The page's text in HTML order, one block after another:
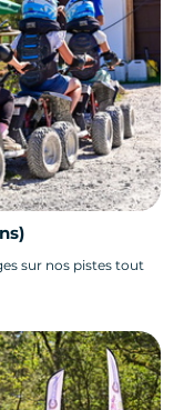
sur nos pistes tout